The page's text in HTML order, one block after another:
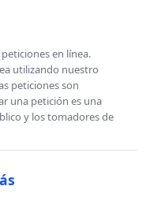
en línea.
utilizando nuestro
peticiones son
una petición es una
y los tomadores de